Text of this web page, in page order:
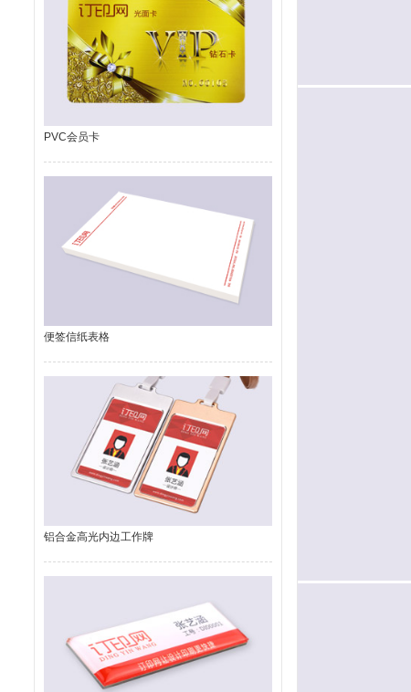
PVC会员卡
便签信纸表格
铝合金高光内边工作牌